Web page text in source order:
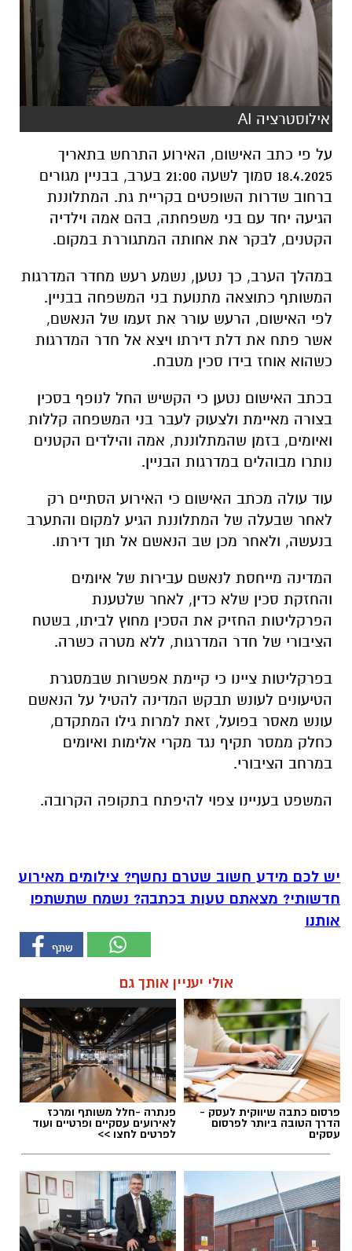
אילוסטרציה AI
על פי כתב האישום, האירוע התרחש בתאריך
18.4.2025 סמוך לשעה 21:00 בערב, בבניין מגורים
ברחוב שדרות השופטים בקריית גת. המתלוננת
הגיעה יחד עם בני משפחתה, בהם אמה וילדיה
הקטנים, לבקר את אחותה המתגוררת במקום.
במהלך הערב, כך נטען, נשמע רעש מחדר המדרגות
המשותף כתוצאה מתנועת בני המשפחה בבניין.
לפי האישום, הרעש עורר את זעמו של הנאשם,
אשר פתח את דלת דירתו ויצא אל חדר המדרגות
כשהוא אוחז בידו סכין מטבח.
בכתב האישום נטען כי הקשיש החל לנופף בסכין
בצורה מאיימת ולצעוק לעבר בני המשפחה קללות
ואיומים, בזמן שהמתלוננת, אמה והילדים הקטנים
נותרו מבוהלים במדרגות הבניין.
עוד עולה מכתב האישום כי האירוע הסתיים רק
לאחר שבעלה של המתלוננת הגיע למקום והתערב
בנעשה, ולאחר מכן שב הנאשם אל תוך דירתו.
המדינה מייחסת לנאשם עבירות של איומים
והחזקת סכין שלא כדין, לאחר שלטענת
הפרקליטות החזיק את הסכין מחוץ לביתו, בשטח
הציבורי של חדר המדרגות, ללא מטרה כשרה.
בפרקליטות ציינו כי קיימת אפשרות שבמסגרת
הטיעונים לעונש תבקש המדינה להטיל על הנאשם
עונש מאסר בפועל, זאת למרות גילו המתקדם,
כחלק ממסר תקיף נגד מקרי אלימות ואיומים
במרחב הציבורי.
המשפט בעניינו צפוי להיפתח בתקופה הקרובה.
יש לכם מידע חשוב שטרם נחשף? צילומים מאירוע
חדשותי? מצאתם טעות בכתבה? נשמח שתשתפו
אותנו
אולי יעניין אותך גם
פרסום כתבה שיווקית לעסק -
הדרך הטובה ביותר לפרסום
עסקים
פנתרה -חלל משותף ומרכז
לאירועים עסקיים ופרטיים ועוד
לפרטים לחצו >>